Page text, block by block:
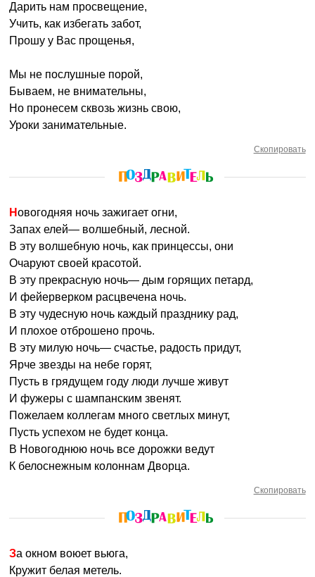
Дарить нам просвещение,
Учить, как избегать забот,
Прошу у Вас прощенья,
Мы не послушные порой,
Бываем, не внимательны,
Но пронесем сквозь жизнь свою,
Уроки занимательные.
Скопировать
Новогодняя ночь зажигает огни,
Запах елей— волшебный, лесной.
В эту волшебную ночь, как принцессы, они
Очаруют своей красотой.
В эту прекрасную ночь— дым горящих петард,
И фейерверком расцвечена ночь.
В эту чудесную ночь каждый празднику рад,
И плохое отброшено прочь.
В эту милую ночь— счастье, радость придут,
Ярче звезды на небе горят,
Пусть в грядущем году люди лучше живут
И фужеры с шампанским звенят.
Пожелаем коллегам много светлых минут,
Пусть успехом не будет конца.
В Новогоднюю ночь все дорожки ведут
К белоснежным колоннам Дворца.
Скопировать
За окном воюет вьюга,
Кружит белая метель.